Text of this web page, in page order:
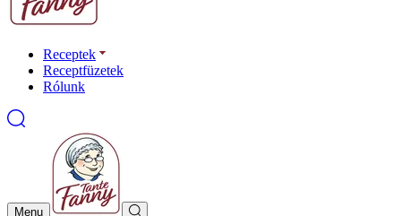
Receptek
Receptfüzetek
Rólunk
Menu